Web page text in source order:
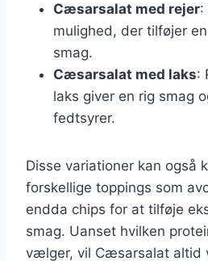
Cæsarsalat med rejer:
mulighed, der tilføjer
smag.
Cæsarsalat med laks:
laks giver en rig smag
fedtsyrer.
Disse variationer kan også
forskellige toppings som
endda chips for at tilføje
smag. Uanset hvilken
vælger, vil Cæsarsalat altid